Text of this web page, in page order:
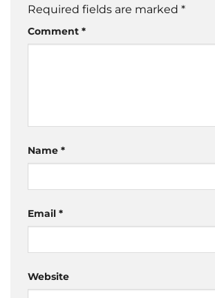
Required fields are marked *
Comment *
Name *
Email *
Website